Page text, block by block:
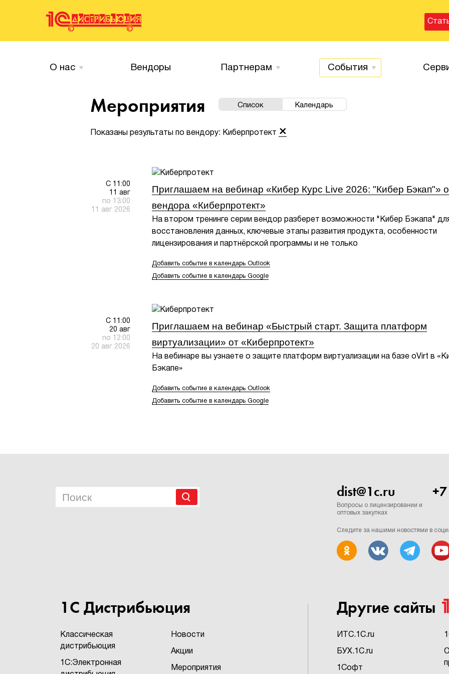
О нас Вендоры Партнерам События
Мероприятия Список Календарь
Показаны результаты по вендору: Киберпротект
С 11:00
11 авг
по 13:00
11 авг 2026
Приглашаем на вебинар «Кибер Курс Live 2026: "Кибер Бэкап"»
вендора «Киберпротект»
На втором тренинге серии вендор разберет возможности "Кибер Бэкапа"
восстановления данных, ключевые этапы развития продукта, особенности
лицензирования и партнёрской программы и не только
Добавить событие в календарь Outlook
Добавить событие в календарь Google
С 11:00
20 авг
по 12:00
20 авг 2026
Приглашаем на вебинар «Быстрый старт. Защита платформ
виртуализации» от «Киберпротект»
На вебинаре вы узнаете о защите платформ виртуализации на базе oVirt в
Бэкапе»
Добавить событие в календарь Outlook
Добавить событие в календарь Google
dist@1c.ru
Вопросы о лицензировании и
оптовых закупках
Следите за нашими новостями в
1С Дистрибьюция
Классическая
дистрибьюция
1С:Электронная
Новости
Акции
Мероприятия
Другие сайты
ИTC.1C.ru
БУХ.1C.ru
1Софт